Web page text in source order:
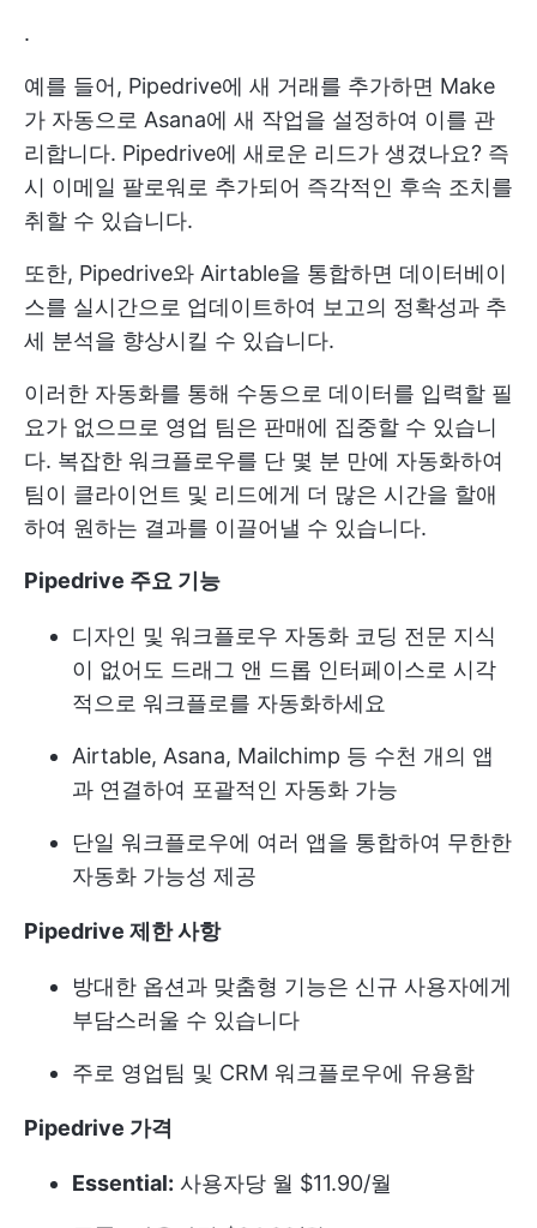
.
예를 들어, Pipedrive에 새 거래를 추가하면 Make
가 자동으로 Asana에 새 작업을 설정하여 이를 관
리합니다. Pipedrive에 새로운 리드가 생겼나요? 즉
시 이메일 팔로워로 추가되어 즉각적인 후속 조치를
취할 수 있습니다.
또한, Pipedrive와 Airtable을 통합하면 데이터베이
스를 실시간으로 업데이트하여 보고의 정확성과 추
세 분석을 향상시킬 수 있습니다.
이러한 자동화를 통해 수동으로 데이터를 입력할 필
요가 없으므로 영업 팀은 판매에 집중할 수 있습니
다. 복잡한 워크플로우를 단 몇 분 만에 자동화하여
팀이 클라이언트 및 리드에게 더 많은 시간을 할애
하여 원하는 결과를 이끌어낼 수 있습니다.
Pipedrive 주요 기능
디자인 및 워크플로우 자동화 코딩 전문 지식
이 없어도 드래그 앤 드롭 인터페이스로 시각
적으로 워크플로를 자동화하세요
Airtable, Asana, Mailchimp 등 수천 개의 앱
과 연결하여 포괄적인 자동화 가능
단일 워크플로우에 여러 앱을 통합하여 무한한
자동화 가능성 제공
Pipedrive 제한 사항
방대한 옵션과 맞춤형 기능은 신규 사용자에게
부담스러울 수 있습니다
주로 영업팀 및 CRM 워크플로우에 유용함
Pipedrive 가격
Essential: 사용자당 월 $11.90/월